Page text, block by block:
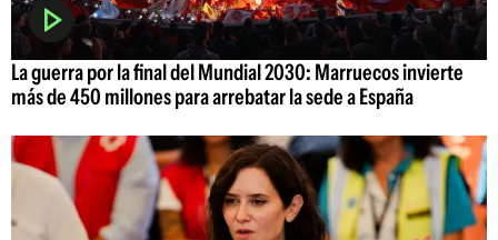
La guerra por la final del Mundial 2030: Marruecos invierte
más de 450 millones para arrebatar la sede a España